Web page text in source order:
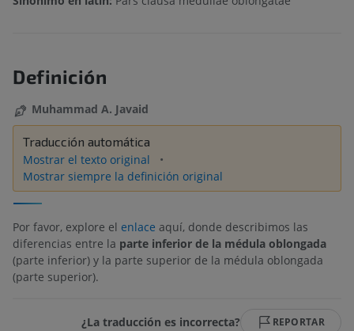
Definición
Muhammad A. Javaid
Traducción automática
Mostrar el texto original
Mostrar siempre la definición original
Por favor, explore el enlace aquí, donde describimos las
diferencias entre la parte inferior de la médula oblongada
(parte inferior) y la parte superior de la médula oblongada
(parte superior).
¿La traducción es incorrecta? REPORTAR